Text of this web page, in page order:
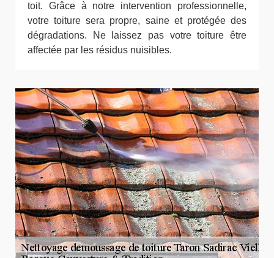
toit. Grâce à notre intervention professionnelle,
votre toiture sera propre, saine et protégée des
dégradations. Ne laissez pas votre toiture être
affectée par les résidus nuisibles.